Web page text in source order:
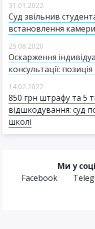
31.01.2022
Суд звільнив
встановлення
25.08.2020
Оскарження
консультації:
14.02.2022
850 грн штрафу та 5
відшкодування: суд
школі
Ми у
Facebook